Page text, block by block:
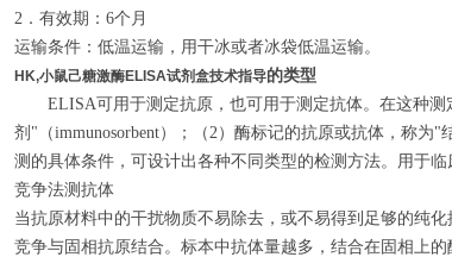
2．有效期：6个月
运输条件：低温运输，用干冰或者冰袋低温运输。
HK,小鼠己糖激酶ELISA试剂盒技术指导的类型
ELISA可用于测定抗原，也可用于测定抗体。在这种测
剂"（immunosorbent）；（2）酶标记的抗原或抗体，称为
测的具体条件，可设计出各种不同类型的检测方法。用于
竞争法测抗体
当抗原材料中的干扰物质不易除去，或不易得到足够的纯
竞争与固相抗原结合。标本中抗体量越多，结合在固相上